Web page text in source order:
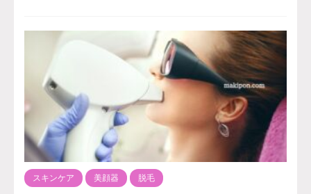
スキンケア 美顔器 脱毛